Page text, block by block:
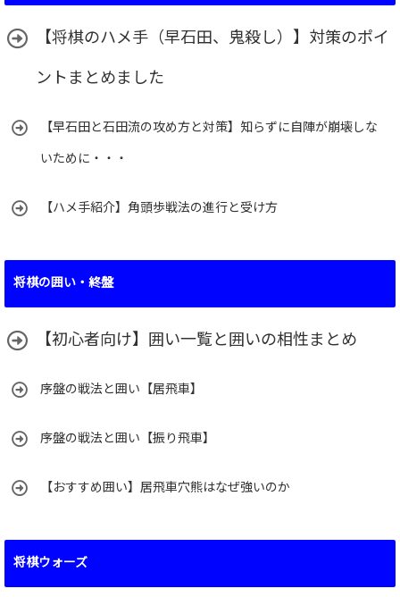
【将棋のハメ手（早石田、鬼殺し）】対策のポイ
ントまとめました
【早石田と石田流の攻め方と対策】知らずに自陣が崩壊しな
いために・・・
【ハメ手紹介】角頭歩戦法の進行と受け方
将棋の囲い・終盤
【初心者向け】囲い一覧と囲いの相性まとめ
序盤の戦法と囲い【居飛車】
序盤の戦法と囲い【振り飛車】
【おすすめ囲い】居飛車穴熊はなぜ強いのか
将棋ウォーズ